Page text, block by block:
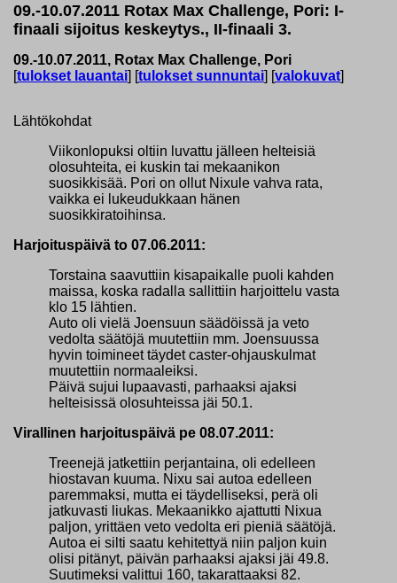
09.-10.07.2011 Rotax Max Challenge, Pori: I-
finaali sijoitus keskeytys., II-finaali 3.
09.-10.07.2011, Rotax Max Challenge, Pori
[tulokset lauantai] [tulokset sunnuntai] [valokuvat]
Lähtökohdat
Viikonlopuksi oltiin luvattu jälleen helteisiä
olosuhteita, ei kuskin tai mekaanikon
suosikkisää. Pori on ollut Nixule vahva rata,
vaikka ei lukeudukkaan hänen
suosikkiratoihinsa.
Harjoituspäivä to 07.06.2011:
Torstaina saavuttiin kisapaikalle puoli kahden
maissa, koska radalla sallittiin harjoittelu vasta
klo 15 lähtien.
Auto oli vielä Joensuun säädöissä ja veto
vedolta säätöjä muutettiin mm. Joensuussa
hyvin toimineet täydet caster-ohjauskulmat
muutettiin normaaleiksi.
Päivä sujui lupaavasti, parhaaksi ajaksi
helteisissä olosuhteissa jäi 50.1.
Virallinen harjoituspäivä pe 08.07.2011:
Treenejä jatkettiin perjantaina, oli edelleen
hiostavan kuuma. Nixu sai autoa edelleen
paremmaksi, mutta ei täydelliseksi, perä oli
jatkuvasti liukas. Mekaanikko ajattutti Nixua
paljon, yrittäen veto vedolta eri pieniä säätöjä.
Autoa ei silti saatu kehitettyä niin paljon kuin
olisi pitänyt, päivän parhaaksi ajaksi jäi 49.8.
Suutimeksi valittui 160, takarattaaksi 82.